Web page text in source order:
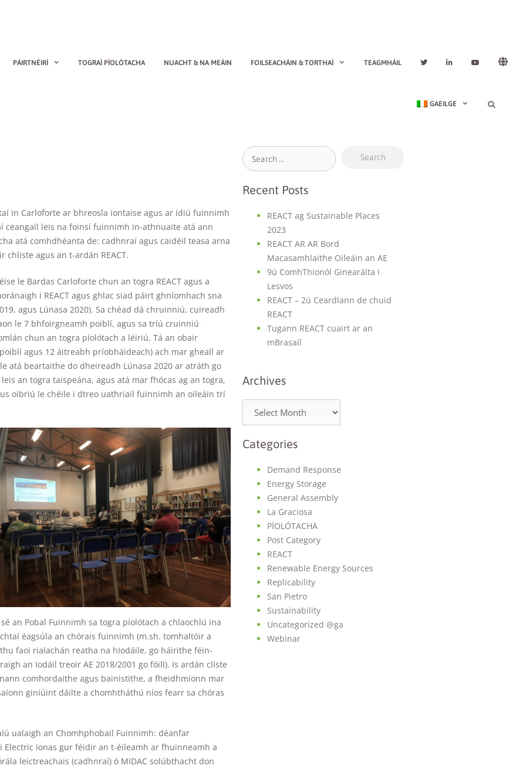
PÁIRTNÉIRÍ TOGRAÍ PÍOLÓTACHA NUACHT & NA MEÁIN FOILSEACHÁIN & TORTHAÍ TEAGMHÁIL
GAEILGE
in Carloforte ar bhreosla iontaise agus ar ídiú fuinnimh
ceangail leis na foinsí fuinnimh in-athnuaite atá ann
atá comhdhéanta de: cadhnraí agus caidéil teasa arna
agus an t-ardán REACT.
le Bardas Carloforte chun an togra REACT agus a
i REACT agus ghlac siad páirt ghníomhach sna
agus Lúnasa 2020). Sa chéad dá chruinniú, cuireadh
le 7 bhfoirgneamh poiblí, agus sa tríú cruinniú
chun an togra píolótach a léiriú. Tá an obair
agus 12 áitreabh príobháideach) ach mar gheall ar
atá beartaithe do dheireadh Lúnasa 2020 ar atráth go
an togra taispeána, agus atá mar fhócas ag an togra,
oibriú le chéile i dtreo uathriail fuinnimh an oileáin trí
an Pobal Fuinnimh sa togra píolótach a chlaochlú ina
éagsúla an chórais fuinnimh (m.sh. tomhaltóir a
faoi rialachán reatha na hIodáile, go háirithe féin-
an Iodáil treoir AE 2018/2001 go fóill). Is ardán cliste
comhordaithe agus bainistithe, a fheidhmíonn mar
giniúint dáilte a chomhtháthú níos fearr sa chóras
ualaigh an Chomhphobail Fuinnimh: déanfar
ionas gur féidir an t-éileamh ar fhuinneamh a
leictreachais (cadhnraí) ó MIDAC solúbthacht don
Recent Posts
REACT ag Sustainable Places
2023
REACT AR AR Bord
Macasamhlaithe Oileáin an AE
9ú ComhThionól Ginearálta i
Lesvos
REACT – 2ú Ceardlann de chuid
REACT
Tugann REACT cuairt ar an
mBrasaíl
Archives
Categories
Demand Response
Energy Storage
General Assembly
La Graciosa
PÍOLÓTACHA
Post Category
REACT
Renewable Energy Sources
Replicability
San Pietro
Sustainability
Uncategorized @ga
Webinar
Necessary
These
cookies are
needed for
Statistics
In order for
us to
improve the
website's
functionality
and
structure,
based on
website is
used.
Experience
In order for
our website
to perform
visit. If you
refuse these
cookies,